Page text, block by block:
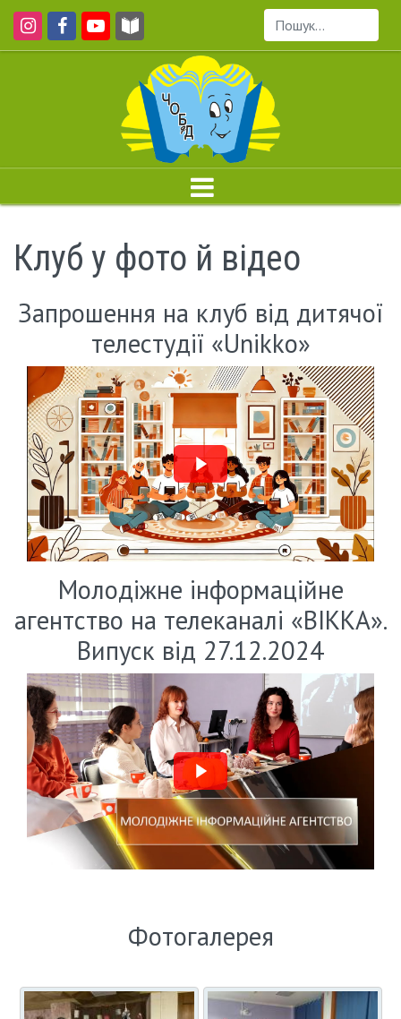
Пошук...
Клуб у фото й відео
Запрошення на клуб від дитячої
телестудії «Unikko»
Молодіжне інформаційне
агентство на телеканалі «ВІККА».
Випуск від 27.12.2024
Фотогалерея